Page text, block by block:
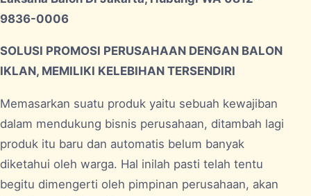
9836-0006
SOLUSI PROMOSI PERUSAHAAN DENGAN BALON
IKLAN, MEMILIKI KELEBIHAN TERSENDIRI
Memasarkan suatu produk yaitu sebuah kewajiban
dalam mendukung bisnis perusahaan, ditambah lagi
produk itu baru dan automatis belum banyak
diketahui oleh warga. Hal inilah pasti telah tentu
begitu dimengerti oleh pimpinan perusahaan, akan